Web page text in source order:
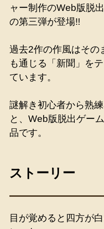
ャー制作のWeb版脱
の第三弾が登場!!
過去2作の作風はその
も通じる「新聞」を
ています。
謎解き初心者から熟
と、Web版脱出ゲー
品です。
ストーリー
目が覚めると四方が